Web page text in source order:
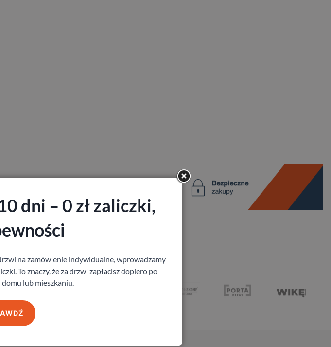
dni – 0 zł zaliczki,
na zamówienie indywidualne, wprowadzamy
To znaczy, że za drzwi zapłacisz dopiero po
lub mieszkaniu.